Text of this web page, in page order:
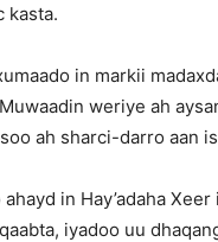
kasta.
in markii
weriye ah
ah sharci-darro aan
in Hay’adaha
iyadoo uu